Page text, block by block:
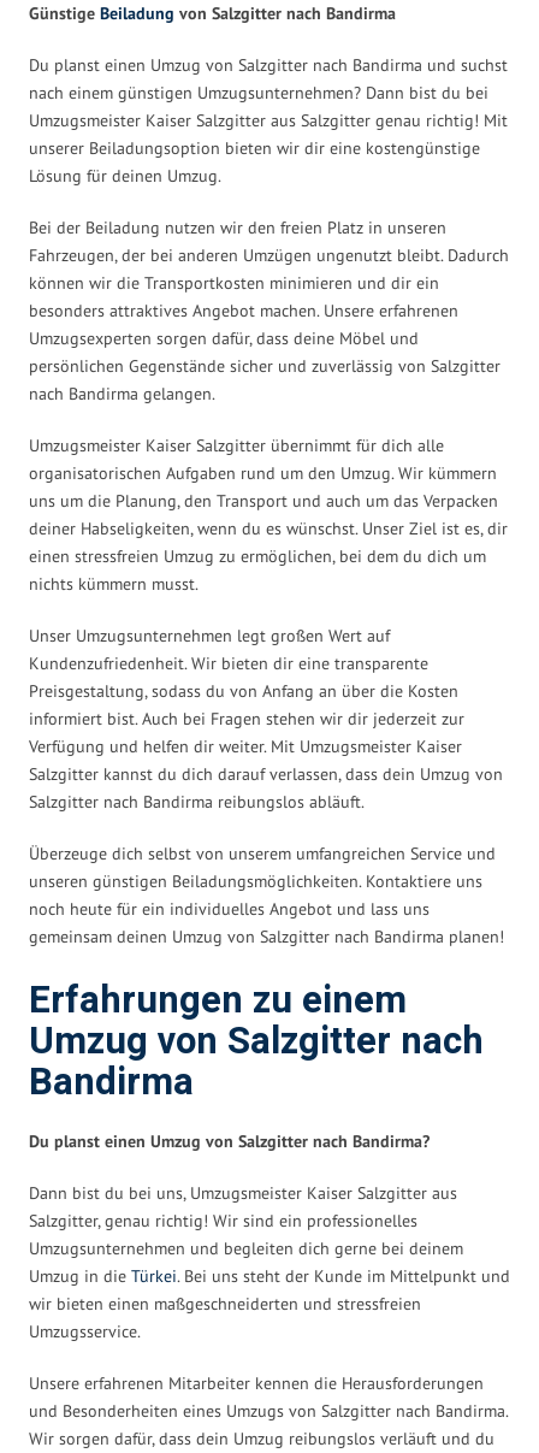
Günstige Beiladung von Salzgitter nach Bandirma
Du planst einen Umzug von Salzgitter nach Bandirma und suchst
nach einem günstigen Umzugsunternehmen? Dann bist du bei
Umzugsmeister Kaiser Salzgitter aus Salzgitter genau richtig! Mit
unserer Beiladungsoption bieten wir dir eine kostengünstige
Lösung für deinen Umzug.
Bei der Beiladung nutzen wir den freien Platz in unseren
Fahrzeugen, der bei anderen Umzügen ungenutzt bleibt. Dadurch
können wir die Transportkosten minimieren und dir ein
besonders attraktives Angebot machen. Unsere erfahrenen
Umzugsexperten sorgen dafür, dass deine Möbel und
persönlichen Gegenstände sicher und zuverlässig von Salzgitter
nach Bandirma gelangen.
Umzugsmeister Kaiser Salzgitter übernimmt für dich alle
organisatorischen Aufgaben rund um den Umzug. Wir kümmern
uns um die Planung, den Transport und auch um das Verpacken
deiner Habseligkeiten, wenn du es wünschst. Unser Ziel ist es, dir
einen stressfreien Umzug zu ermöglichen, bei dem du dich um
nichts kümmern musst.
Unser Umzugsunternehmen legt großen Wert auf
Kundenzufriedenheit. Wir bieten dir eine transparente
Preisgestaltung, sodass du von Anfang an über die Kosten
informiert bist. Auch bei Fragen stehen wir dir jederzeit zur
Verfügung und helfen dir weiter. Mit Umzugsmeister Kaiser
Salzgitter kannst du dich darauf verlassen, dass dein Umzug von
Salzgitter nach Bandirma reibungslos abläuft.
Überzeuge dich selbst von unserem umfangreichen Service und
unseren günstigen Beiladungsmöglichkeiten. Kontaktiere uns
noch heute für ein individuelles Angebot und lass uns
gemeinsam deinen Umzug von Salzgitter nach Bandirma planen!
Erfahrungen zu einem
Umzug von Salzgitter nach
Bandirma
Du planst einen Umzug von Salzgitter nach Bandirma?
Dann bist du bei uns, Umzugsmeister Kaiser Salzgitter aus
Salzgitter, genau richtig! Wir sind ein professionelles
Umzugsunternehmen und begleiten dich gerne bei deinem
Umzug in die Türkei. Bei uns steht der Kunde im Mittelpunkt und
wir bieten einen maßgeschneiderten und stressfreien
Umzugsservice.
Unsere erfahrenen Mitarbeiter kennen die Herausforderungen
und Besonderheiten eines Umzugs von Salzgitter nach Bandirma.
Wir sorgen dafür, dass dein Umzug reibungslos verläuft und du